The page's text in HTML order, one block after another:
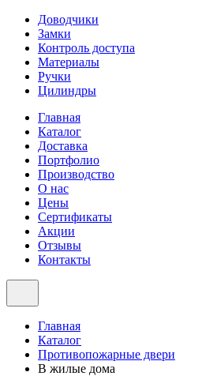
Доводчики
Замки
Контроль доступа
Материалы
Ручки
Цилиндры
Главная
Каталог
Доставка
Портфолио
Производство
О нас
Цены
Сертификаты
Акции
Отзывы
Контакты
Главная
Каталог
Противопожарные двери
В жилые дома